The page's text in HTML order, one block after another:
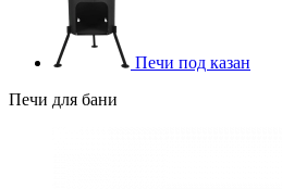
Печи под казан
Печи для бани